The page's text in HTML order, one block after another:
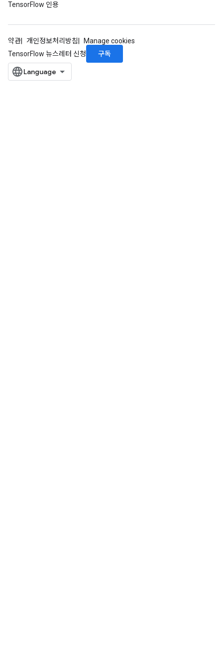
TensorFlow 인용
약관 개인정보처리방침
Manage cookies
TensorFlow 뉴스레터 신청
구독